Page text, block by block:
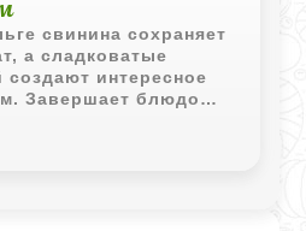
свинина сохраняет
а сладковатые
создают интересное
Завершает блюдо
соус,
основе соков,